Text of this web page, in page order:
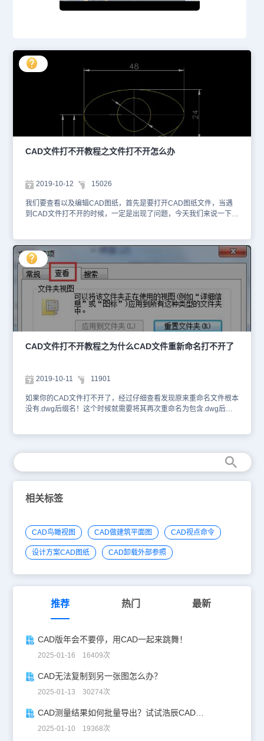
CAD文件打不开教程之文件打不开怎么办
2019-10-12 15026
我们要查看以及编辑CAD图纸，首先是要打开CAD图纸文件，当遇
到CAD文件打不开的时候，一定是出现了问题，今天我们来说一下。
法一 1、如果图形是用高版本CAD保存的，需要高版本的浩辰CAD打
开。 2、使用记事本打开DWG文件，查看开头几个字节就可以判断
当前版本号。 3、使用DWG TrueView进行版本转换。 DWG
TrueView是一个免费看DWG文件的软件，DWGTrueView是一个可
查看所有用CAD创建的文件的免费软件。DWG TrueView不但能够浏
览DWG格式的文件，还能够进行版本转换。 CAD文件打不开解决方
要修复的文件。 2、根据提示完成修复。 3、如果提示无法修复图形
文件，说明图形严重损坏，已无修复可能。 以上，我们给大家介绍
了关于CAD文件打不开的原因以及给出了两种解决方法，建议大家收
CAD文件打不开教程之为什么CAD文件重新命名打不开了
2019-10-11 11901
如果你的CAD文件打不开了，经过仔细查看发现原来重命名文件根本
没有.dwg后缀名！这个时候就需要将其再次重命名为包含.dwg后缀
件类型的扩展名”——确定，如下图： 如果有朋友说他只是把CAD文
件重命名了结果CAD文件打不开了，从理论上来说这根本就不可能
的，既然出现了问题，那必定有其原因。
相关标签
CAD鸟瞰视图 CAD做建筑平面图 CAD视点命令
设计方案CAD图纸 CAD卸载外部参照
推荐 热门 最新
CAD版年会不要停，用CAD一起来跳舞！
2025-01-16 16409次
CAD无法复制到另一张图怎么办？
2025-01-13 30274次
CAD测量结果如何批量导出？试试浩辰CAD看图王！
2025-01-10 19368次